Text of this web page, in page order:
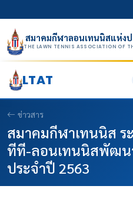
สมาคมกีฬาลอนเทนนิสแห่ง
THE LAWN TENNIS ASSOCIATION OF
LTAT
ข่าวสาร
สมาคมกีฬาเทนนิส ร
ทีที-ลอนเทนนิสพัฒน
ประจำปี 2563